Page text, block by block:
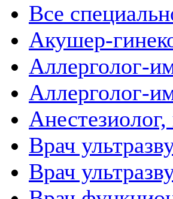
Все
Акушер-
Аллерголог-
Аллерголог-
Врач
Врач